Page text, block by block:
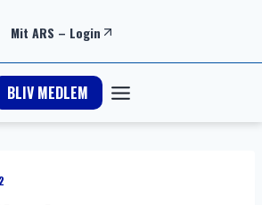
Mit ARS – Login
BLIV MEDLEM